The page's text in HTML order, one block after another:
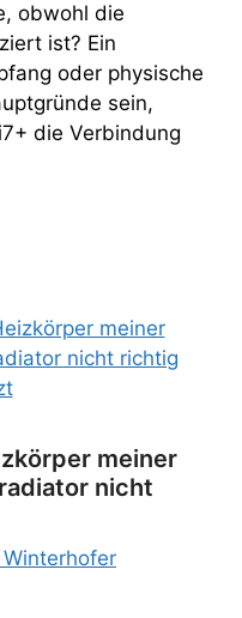
obwohl die
ist? Ein
oder physische
sein,
die Verbindung
meiner
nicht